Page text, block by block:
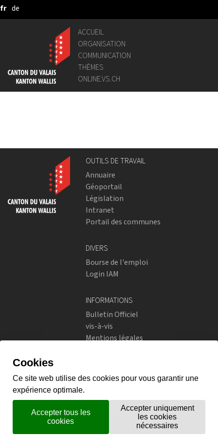
Saut au contenu principal
fr de
ACCUEIL
ORGANISATION
COMMUNICATION
THÈMES
ONLINE.VS.CH
OUTILS DE TRAVAIL
Annuaire
Géoportail
Législation
Intranet
Portail des communes
DIVERS
Bourse de l'emploi
Login IAM
INFORMATIONS
Bulletin Officiel
vis-à-vis
Mentions légales
Instagram
flickr